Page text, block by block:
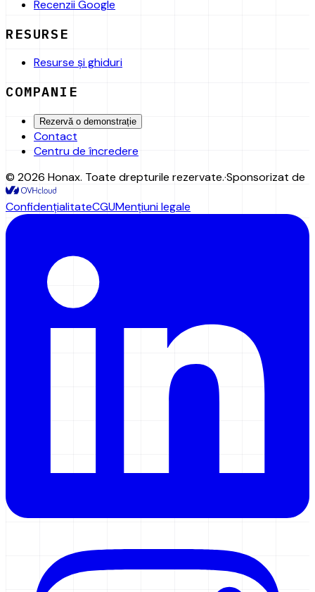
Recenzii Google
RESURSE
Resurse și ghiduri
COMPANIE
Rezervă o demonstrație
Contact
Centru de încredere
© 2026 Honax. Toate drepturile rezervate.·Sponsorizat de
ConfidențialitateCGUMențiuni legale